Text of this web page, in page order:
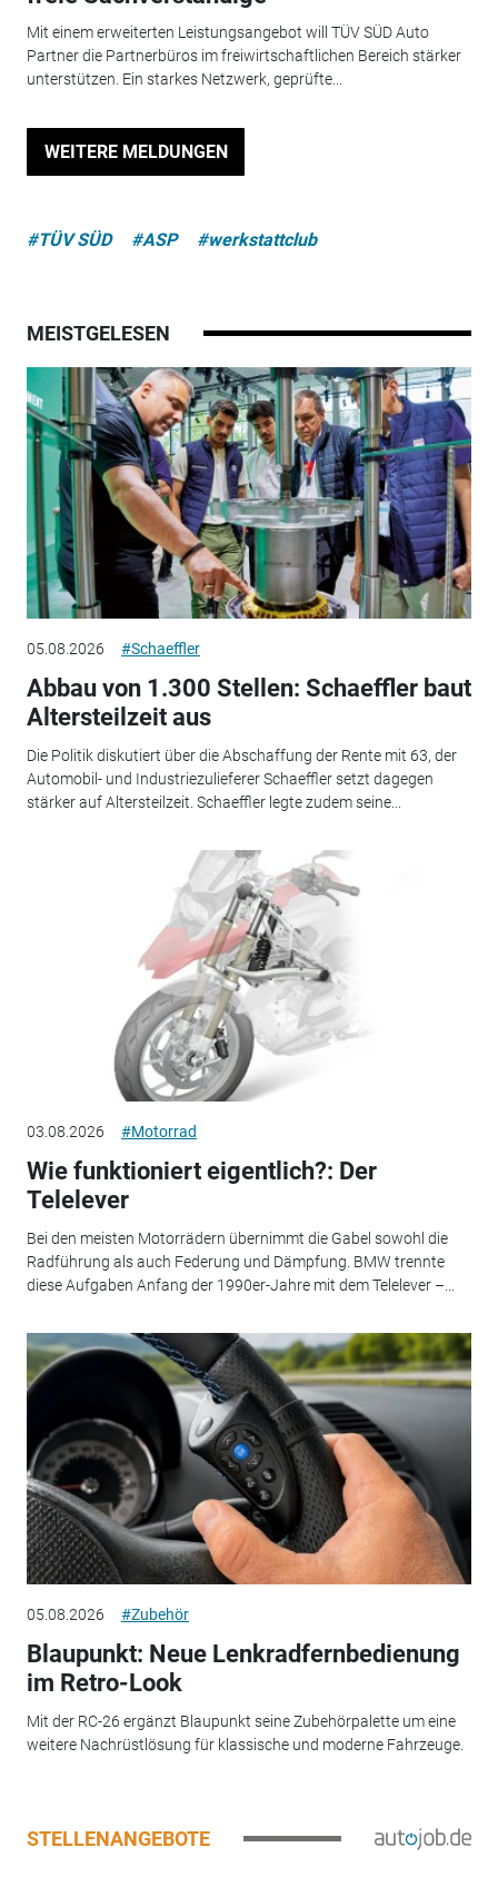
Mit einem erweiterten Leistungsangebot will TÜV SÜD Auto
Partner die Partnerbüros im freiwirtschaftlichen Bereich stärker
unterstützen. Ein starkes Netzwerk, geprüfte...
WEITERE MELDUNGEN
#TÜV SÜD #ASP #werkstattclub
MEISTGELESEN
05.08.2026 #Schaeffler
Abbau von 1.300 Stellen: Schaeffler baut
Altersteilzeit aus
Die Politik diskutiert über die Abschaffung der Rente mit 63, der
Automobil- und Industriezulieferer Schaeffler setzt dagegen
stärker auf Altersteilzeit. Schaeffler legte zudem seine...
03.08.2026 #Motorrad
Wie funktioniert eigentlich?: Der
Telelever
Bei den meisten Motorrädern übernimmt die Gabel sowohl die
Radführung als auch Federung und Dämpfung. BMW trennte
diese Aufgaben Anfang der 1990er-Jahre mit dem Telelever –...
05.08.2026 #Zubehör
Blaupunkt: Neue Lenkradfernbedienung
im Retro-Look
Mit der RC-26 ergänzt Blaupunkt seine Zubehörpalette um eine
weitere Nachrüstlösung für klassische und moderne Fahrzeuge.
STELLENANGEBOTE